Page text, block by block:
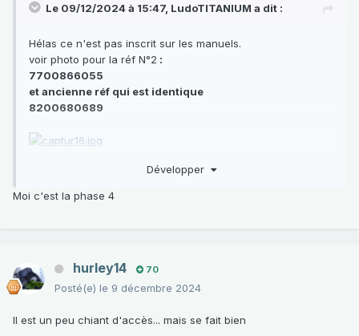
Le 09/12/2024 à 15:47, LudoTITANIUM a dit :
Hélas ce n'est pas inscrit sur les manuels.
voir photo pour la réf N°2 :
7700866055
et ancienne réf qui est identique
8200680689
voies C4 et D4 du
(07-)/01a.pdf
Développer
Moi c'est la phase 4
hurley14 70
Posté(e) le 9 décembre 2024
Il est un peu chiant d'accès... mais se fait bien